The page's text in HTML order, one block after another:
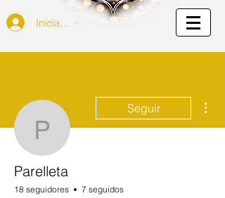
Iniciar sesión
Parelleta
Seguir
Parelleta
18 seguidores 7 seguidos